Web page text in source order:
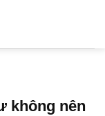
không nên